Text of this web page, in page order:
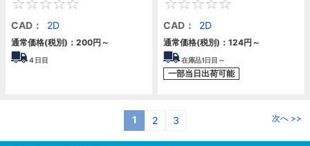
CAD：
2D
通常価格(税別)： 200円 ～
4日目
CAD：
2D
通常価格(税別)： 124円 ～
在庫品1日目～
一部当日出荷可能
1 2 3 次へ >>